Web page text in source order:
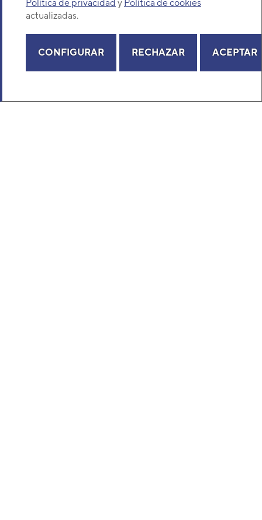
Política de privacidad y Política de cookies
actualizadas.
CONFIGURAR RECHAZAR ACEPTAR